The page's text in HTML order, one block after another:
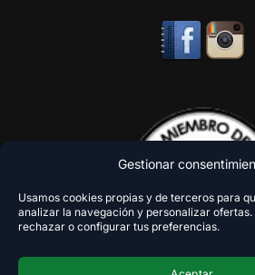
Gestionar
Usamos cookies propias y de terceros para
analizar la navegación y personalizar ofertas.
rechazar o configurar tus preferencias.